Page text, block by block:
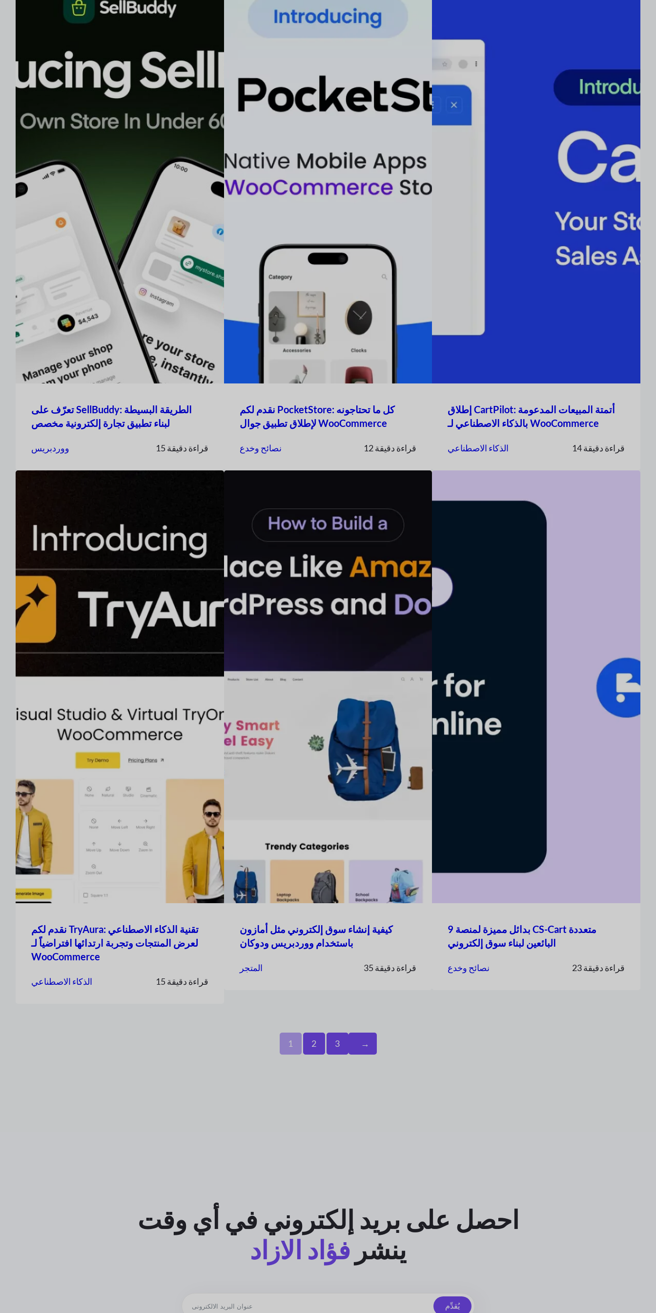
تعرّف على SellBuddy: الطريقة البسيطة
لبناء تطبيق تجارة إلكترونية مخصص
ووردبريس 15 قراءة دقيقة
نقدم لكم PocketStore: كل ما تحتاجونه
لإطلاق تطبيق جوال WooCommerce
نصائح وخدع 12 قراءة دقيقة
إطلاق CartPilot: أتمتة المبيعات المدعومة
بالذكاء الاصطناعي لـ WooCommerce
الذكاء الاصطناعي 14 قراءة دقيقة
نقدم لكم TryAura: تقنية الذكاء الاصطناعي
لعرض المنتجات وتجربة ارتدائها افتراضياً لـ
WooCommerce
الذكاء الاصطناعي 15 قراءة دقيقة
كيفية إنشاء سوق إلكتروني مثل أمازون
باستخدام ووردبريس ودوكان
المتجر 35 قراءة دقيقة
9 بدائل مميزة لمنصة CS-Cart متعددة
البائعين لبناء سوق إلكتروني
نصائح وخدع 23 قراءة دقيقة
1 2 3 →
احصل على بريد إلكتروني في أي وقت
فؤاد الازاد ينشر
يُقدِّم